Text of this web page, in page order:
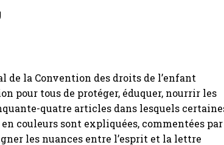
de la Convention des droits de l’enfant
pour tous de protéger, éduquer, nourrir les
quatre articles dans lesquels
couleurs sont expliquées, commentées par
les nuances entre l’esprit et la lettre